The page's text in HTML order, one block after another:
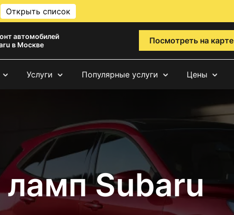
Открыть список
автомобилей
в Москве
Посмотреть на карте
Услуги Популярные услуги Цены
Subaru